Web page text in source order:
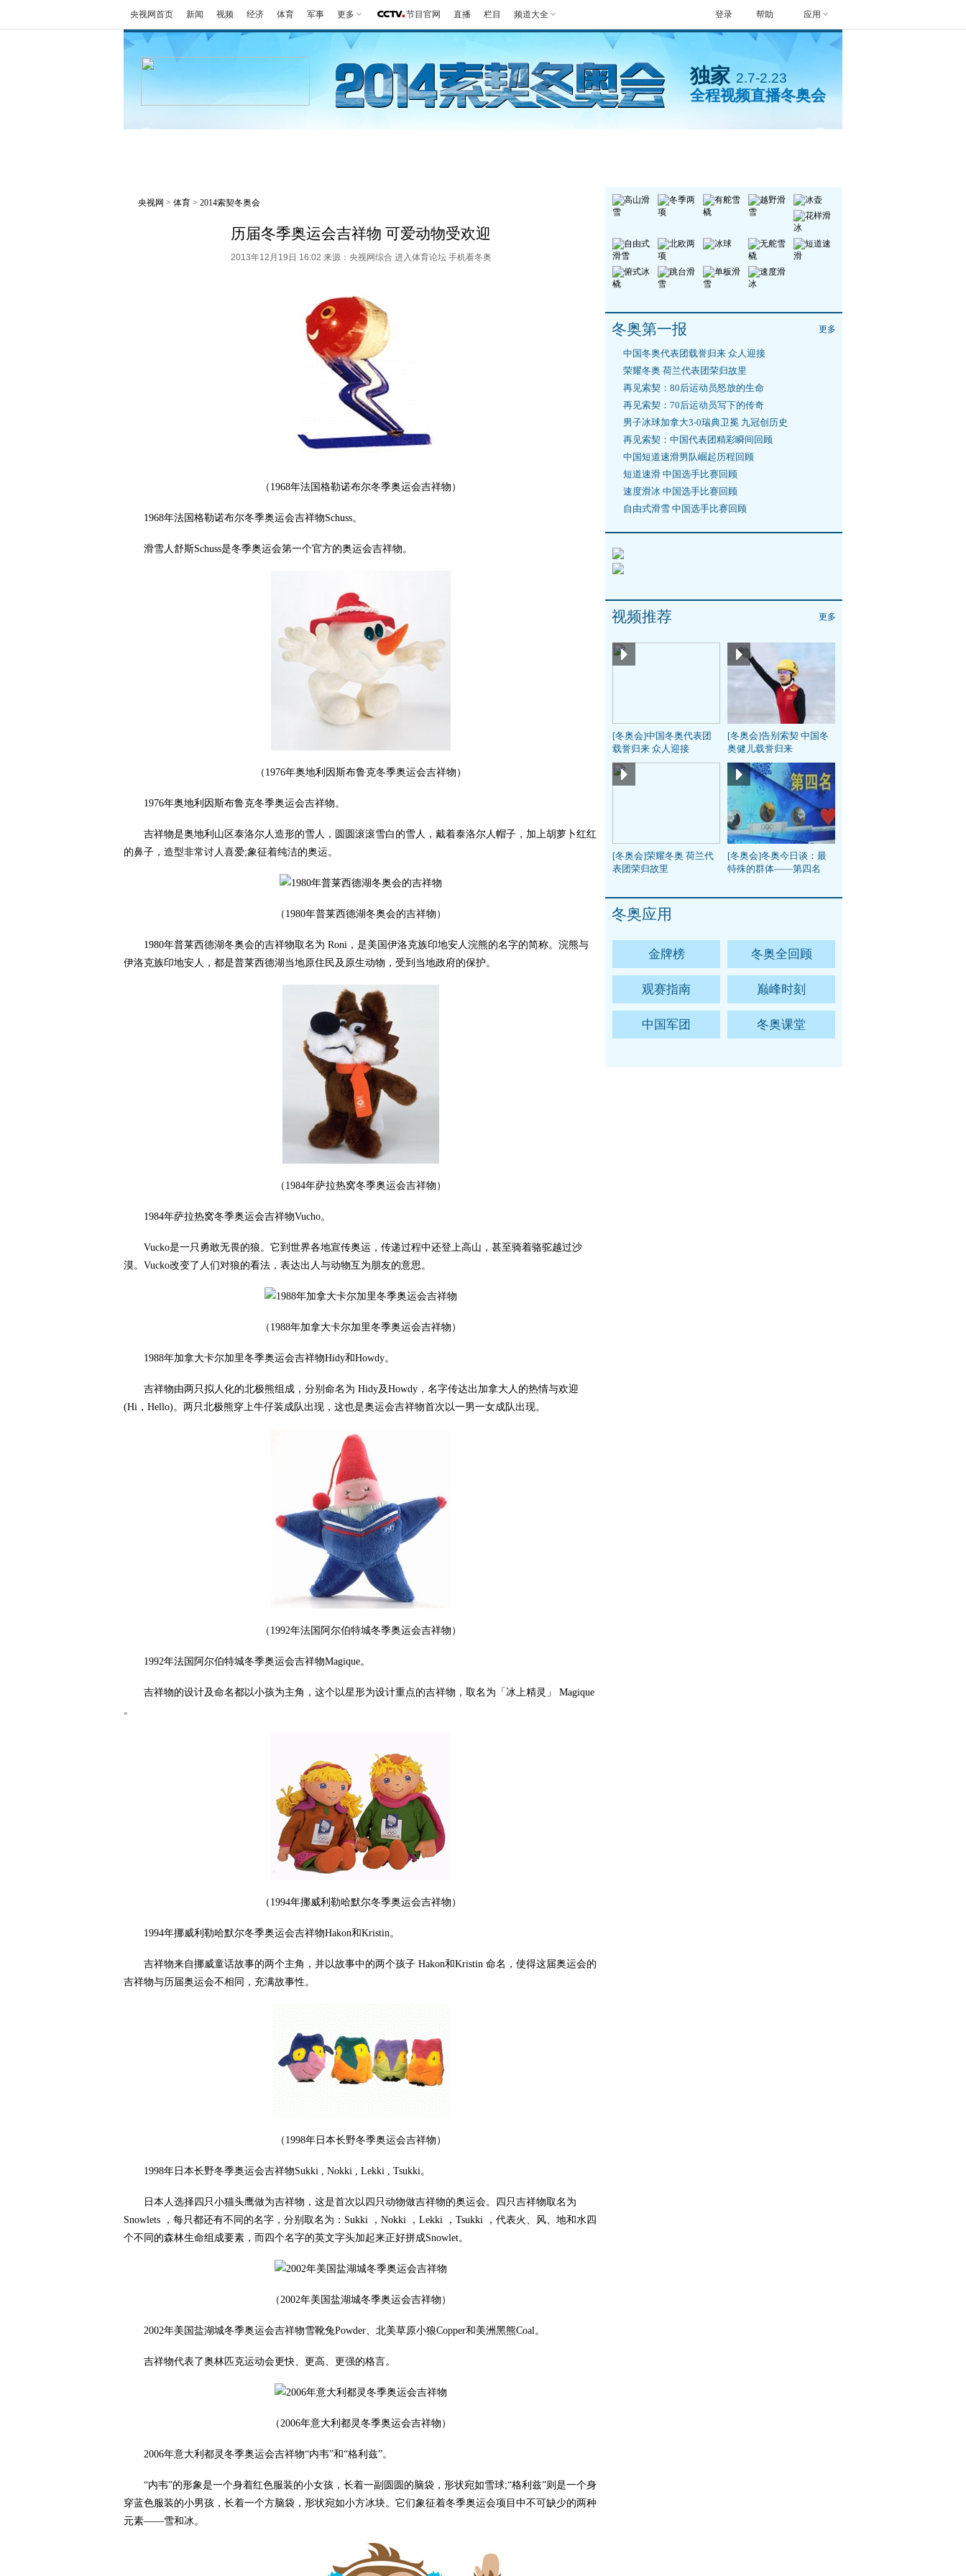
央视网首页 新闻 视频 经济 体育 军事 更多 节目官网 直播 栏目 频道大全 帮助 应用
登录
独家 2.7-2.23
全程视频直播冬奥会
央视网 > 体育 > 2014索契冬奥会
历届冬季奥运会吉祥物 可爱动物受欢迎
2013年12月19日 16:02 来源：央视网综合 进入体育论坛 手机看冬奥
（1968年法国格勒诺布尔冬季奥运会吉祥物）
1968年法国格勒诺布尔冬季奥运会吉祥物Schuss。
滑雪人舒斯Schuss是冬季奥运会第一个官方的奥运会吉祥物。
（1976年奥地利因斯布鲁克冬季奥运会吉祥物）
1976年奥地利因斯布鲁克冬季奥运会吉祥物。
吉祥物是奥地利山区泰洛尔人造形的雪人，圆圆滚滚雪白的雪人，戴着泰洛尔人帽子，加上胡萝卜红红
的鼻子，造型非常讨人喜爱;象征着纯洁的奥运。
（1980年普莱西德湖冬奥会的吉祥物）
1980年普莱西德湖冬奥会的吉祥物取名为 Roni，是美国伊洛克族印地安人浣熊的名字的简称。浣熊与
伊洛克族印地安人，都是普莱西德湖当地原住民及原生动物，受到当地政府的保护。
（1984年萨拉热窝冬季奥运会吉祥物）
1984年萨拉热窝冬季奥运会吉祥物Vucho。
Vucko是一只勇敢无畏的狼。它到世界各地宣传奥运，传递过程中还登上高山，甚至骑着骆驼越过沙
漠。Vucko改变了人们对狼的看法，表达出人与动物互为朋友的意思。
（1988年加拿大卡尔加里冬季奥运会吉祥物）
1988年加拿大卡尔加里冬季奥运会吉祥物Hidy和Howdy。
吉祥物由两只拟人化的北极熊组成，分别命名为 Hidy及Howdy，名字传达出加拿大人的热情与欢迎
(Hi，Hello)。两只北极熊穿上牛仔装成队出现，这也是奥运会吉祥物首次以一男一女成队出现。
（1992年法国阿尔伯特城冬季奥运会吉祥物）
1992年法国阿尔伯特城冬季奥运会吉祥物Magique。
吉祥物的设计及命名都以小孩为主角，这个以星形为设计重点的吉祥物，取名为「冰上精灵」 Magique
。
（1994年挪威利勒哈默尔冬季奥运会吉祥物）
1994年挪威利勒哈默尔冬季奥运会吉祥物Hakon和Kristin。
吉祥物来自挪威童话故事的两个主角，并以故事中的两个孩子 Hakon和Kristin 命名，使得这届奥运会的
吉祥物与历届奥运会不相同，充满故事性。
（1998年日本长野冬季奥运会吉祥物）
1998年日本长野冬季奥运会吉祥物Sukki , Nokki , Lekki , Tsukki。
日本人选择四只小猫头鹰做为吉祥物，这是首次以四只动物做吉祥物的奥运会。四只吉祥物取名为
Snowlets ，每只都还有不同的名字，分别取名为：Sukki ，Nokki ，Lekki ，Tsukki ，代表火、风、地和水四
个不同的森林生命组成要素，而四个名字的英文字头加起来正好拼成Snowlet。
（2002年美国盐湖城冬季奥运会吉祥物）
2002年美国盐湖城冬季奥运会吉祥物雪靴兔Powder、北美草原小狼Copper和美洲黑熊Coal。
吉祥物代表了奥林匹克运动会更快、更高、更强的格言。
（2006年意大利都灵冬季奥运会吉祥物）
2006年意大利都灵冬季奥运会吉祥物“内韦”和“格利兹”。
“内韦”的形象是一个身着红色服装的小女孩，长着一副圆圆的脑袋，形状宛如雪球;“格利兹”则是一个身
穿蓝色服装的小男孩，长着一个方脑袋，形状宛如小方冰块。它们象征着冬季奥运会项目中不可缺少的两种
元素——雪和冰。
冬奥第一报 更多
中国冬奥代表团载誉归来 众人迎接
荣耀冬奥 荷兰代表团荣归故里
再见索契：80后运动员怒放的生命
再见索契：70后运动员写下的传奇
男子冰球加拿大3-0瑞典卫冕 九冠创历史
再见索契：中国代表团精彩瞬间回顾
中国短道速滑男队崛起历程回顾
短道速滑 中国选手比赛回顾
速度滑冰 中国选手比赛回顾
自由式滑雪 中国选手比赛回顾
视频推荐 更多
[冬奥会]中国冬奥代表团
载誉归来 众人迎接
[冬奥会]告别索契 中国冬
奥健儿载誉归来
[冬奥会]荣耀冬奥 荷兰代
表团荣归故里
[冬奥会]冬奥今日谈：最
特殊的群体——第四名
冬奥应用
金牌榜 冬奥全回顾
观赛指南 巅峰时刻
中国军团 冬奥课堂